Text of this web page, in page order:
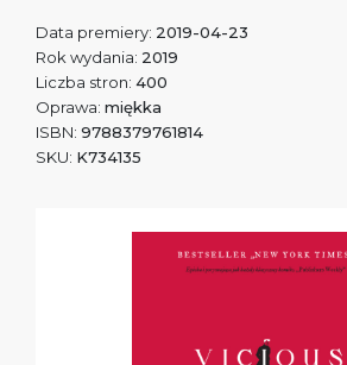
Data premiery: 2019-04-23
Rok wydania: 2019
Liczba stron: 400
Oprawa: miękka
ISBN: 9788379761814
SKU: K734135